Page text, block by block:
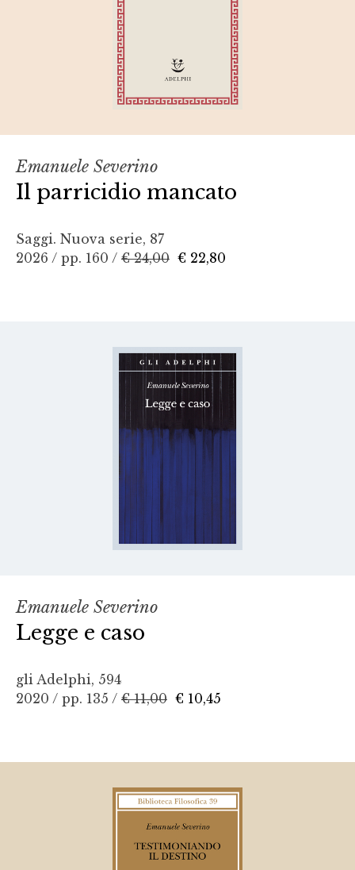
Emanuele Severino
Il parricidio mancato
Saggi. Nuova serie, 87
2026 / pp. 160 / € 24,00 € 22,80
Emanuele Severino
Legge e caso
gli Adelphi, 594
2020 / pp. 135 / € 11,00 € 10,45